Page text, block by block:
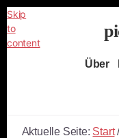
Skip
to
content
Independent
Über
Aktuelle Seite: Start